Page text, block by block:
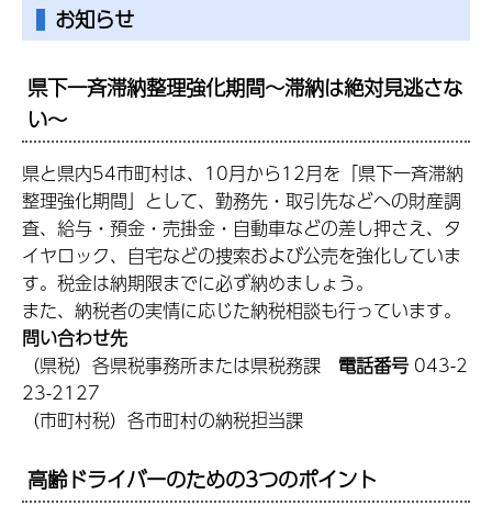
お知らせ
県下一斉滞納整理強化期間～滞納は絶対見逃さな
い～
県と県内54市町村は、10月から12月を「県下一斉滞納
整理強化期間」として、勤務先・取引先などへの財産調
査、給与・預金・売掛金・自動車などの差し押さえ、タ
イヤロック、自宅などの捜索および公売を強化していま
す。税金は納期限までに必ず納めましょう。
また、納税者の実情に応じた納税相談も行っています。
問い合わせ先
（県税）各県税事務所または県税務課 電話番号 043-2
23-2127
（市町村税）各市町村の納税担当課
高齢ドライバーのための3つのポイント